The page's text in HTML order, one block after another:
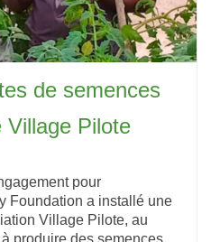
de semences
Village Pilote
pour
Foundation a installé une
Village Pilote, au
produire des semences